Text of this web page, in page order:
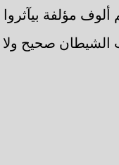
مؤلفة بيآثروا
الشيطان صحيح ولا